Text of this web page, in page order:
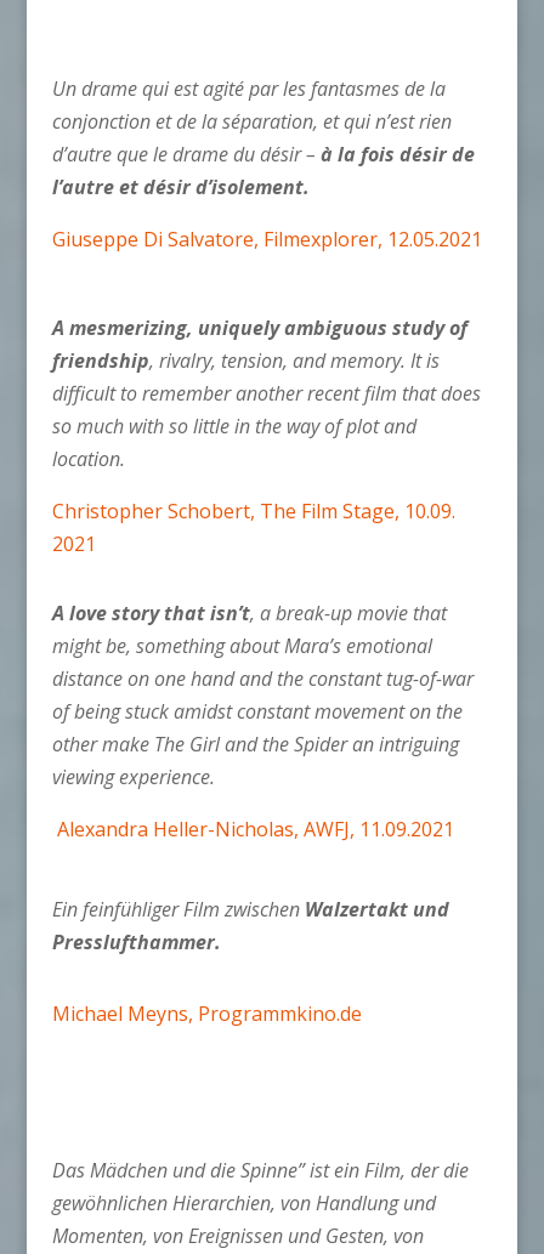
Un drame qui est agité par les fantasmes de la
conjonction et de la séparation, et qui n’est rien
d’autre que le drame du désir – à la fois désir de
l’autre et désir d’isolement.
Giuseppe Di Salvatore, Filmexplorer, 12.05.2021
A mesmerizing, uniquely ambiguous study of
friendship, rivalry, tension, and memory. It is
difficult to remember another recent film that does
so much with so little in the way of plot and
location.
Christopher Schobert, The Film Stage, 10.09.
2021
A love story that isn’t, a break-up movie that
might be, something about Mara’s emotional
distance on one hand and the constant tug-of-war
of being stuck amidst constant movement on the
other make The Girl and the Spider an intriguing
viewing experience.
Alexandra Heller-Nicholas, AWFJ, 11.09.2021
Ein feinfühliger Film zwischen Walzertakt und
Presslufthammer.
Michael Meyns, Programmkino.de
Das Mädchen und die Spinne” ist ein Film, der die
gewöhnlichen Hierarchien, von Handlung und
Momenten, von Ereignissen und Gesten, von